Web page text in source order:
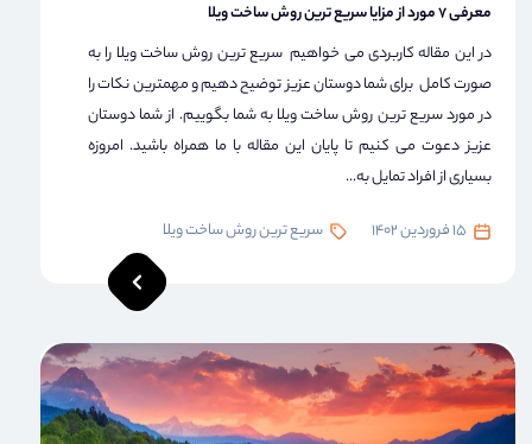
معرفی 7 مورد از مزایا سریع ترین روش ساخت ویلا
در این مقاله کاربردی می خواهیم سریع ترین روش ساخت ویلا را به
صورت کامل برای شما دوستان عزیز توضیح دهیم و مهمترین نکات را
در مورد سریع ترین روش ساخت ویلا به شما بگوییم. از شما دوستان
عزیز دعوت می کنیم تا پایان این مقاله با ما همراه باشید. امروزه
بسیاری از افراد تمایل به...
15 فروردین 1402 سریع ترین روش ساخت ویلا